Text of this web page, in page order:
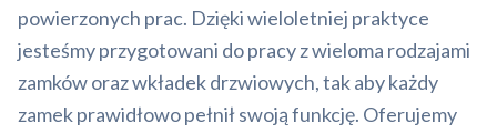
powierzonych prac. Dzięki wieloletniej praktyce
jesteśmy przygotowani do pracy z wieloma rodzajami
zamków oraz wkładek drzwiowych, tak aby każdy
zamek prawidłowo pełnił swoją funkcję. Oferujemy